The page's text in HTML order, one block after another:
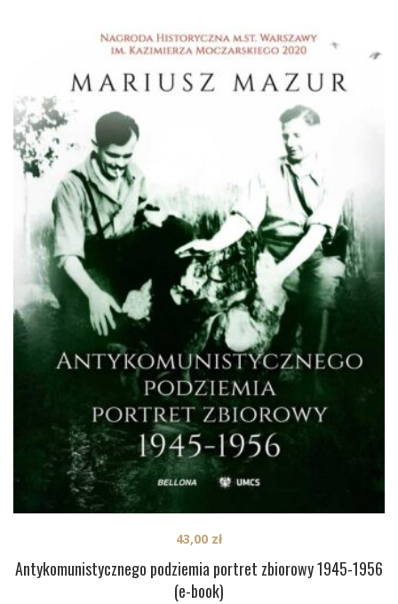
Antykomunistycznego podziemia portret zbiorowy 1945-1956
(e-book)
43,00 zł